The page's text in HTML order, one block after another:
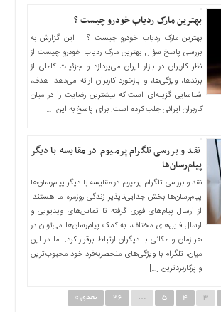
بهترین مارک ردیاب خودرو چیست ؟
بهترین مارک ردیاب خودرو چیست ؟ این گزارش به
بررسی پاسخ سؤال بهترین مارک ردیاب خودرو چیست از
نظر کاربران در بازار ایران می‌پردازد و جزئیات کاملی از
برندها، ویژگی‌ها، و بازخورد کاربران ارائه می‌دهد. هدف،
شناسایی گزینه‌ای است که بیشترین رضایت را در میان
کاربران ایرانی جلب کرده است. برای پاسخ به این […]
نقد و بررسی تلگرام پرمیوم در مقایسه با دیگر
پیام‌رسان‌ها
نقد و بررسی تلگرام پرمیوم در مقایسه با دیگر پیام‌رسان‌ها
پیام‌رسان‌ها بخش جدایی‌ناپذیر زندگی روزمره ما هستند.
از ارسال پیام‌های فوری گرفته تا تماس‌های ویدیویی و
ارسال فایل‌های مختلف، به کمک پیام‌رسان‌ها می‌توان در
هر زمان و مکانی با دیگران ارتباط برقرار کرد. اما در این
میان، تلگرام با ویژگی‌های منحصربه‌فرد خود محبوب‌ترین
و پرکاربردترین […]
3
4
5
…
26 بعدی »